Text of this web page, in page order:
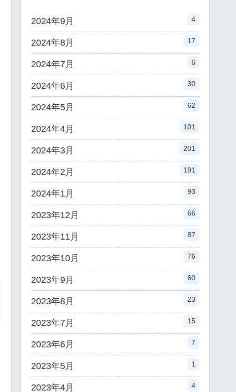
2024年9月 4
2024年8月 17
2024年7月 6
2024年6月 30
2024年5月 62
2024年4月 101
2024年3月 201
2024年2月 191
2024年1月 93
2023年12月 66
2023年11月 87
2023年10月 76
2023年9月 60
2023年8月 23
2023年7月 15
2023年6月 7
2023年5月 1
2023年4月 4